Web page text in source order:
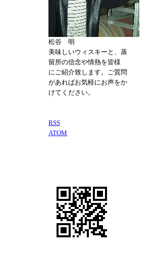
松谷 明
美味しいウィスキーと、蒸
留所の信念や情熱を皆様
にご紹介致します。ご質問
があればお気軽にお声をか
けてください。
RSS
ATOM